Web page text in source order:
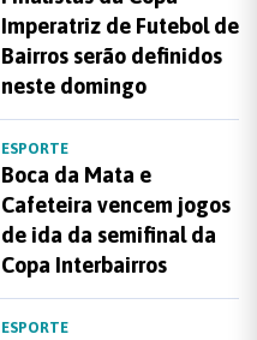
Imperatriz de Futebol de
Bairros serão definidos
neste domingo
ESPORTE
Boca da Mata e
Cafeteira vencem jogos
de ida da semifinal da
Copa Interbairros
ESPORTE